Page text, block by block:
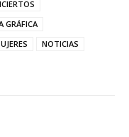
GRÁFICA
NOTICIAS